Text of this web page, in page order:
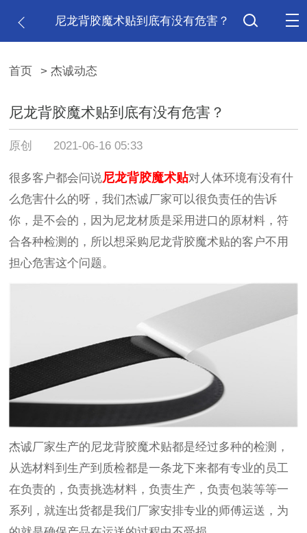
尼龙背胶魔术贴到底有没有危害？
首页 > 杰诚动态
尼龙背胶魔术贴到底有没有危害？
原创 2021-06-16 05:33
很多客户都会问说尼龙背胶魔术贴对人体环境有没有什
么危害什么的呀，我们杰诚厂家可以很负责任的告诉
你，是不会的，因为尼龙材质是采用进口的原材料，符
合各种检测的，所以想采购尼龙背胶魔术贴的客户不用
担心危害这个问题。
杰诚厂家生产的尼龙背胶魔术贴都是经过多种的检测，
从选材料到生产到质检都是一条龙下来都有专业的员工
在负责的，负责挑选材料，负责生产，负责包装等等一
系列，就连出货都是我们厂家安排专业的师傅运送，为